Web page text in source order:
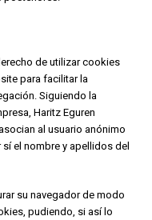
de utilizar cookies
para facilitar la
Siguiendo la
Haritz Eguren
al usuario anónimo
el nombre y apellidos del
su navegador de modo
pudiendo, si así lo